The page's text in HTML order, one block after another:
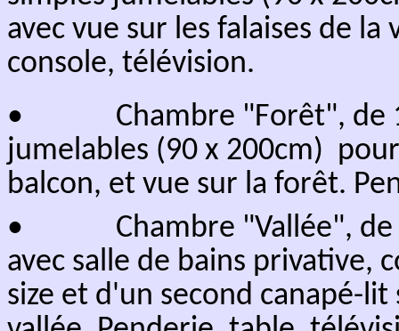
Situation:
Le téléphérique 3S d
Nid, avec un téléski gratuit
ouvert le matin.
Vous pouvez vous y rendre
regagnerez directement le
Vous êtes situés au centre